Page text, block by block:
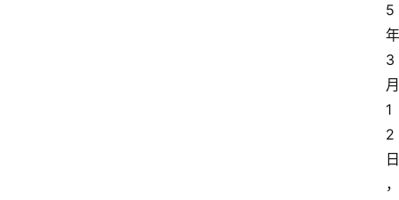
5
年
3
月
1
2
日
，